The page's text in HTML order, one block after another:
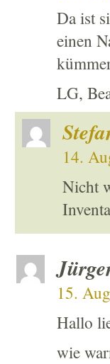
Da ist
einen
LG,
14.
Nicht
15.
Hallo
wie